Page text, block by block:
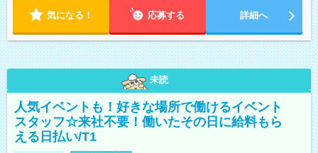
気になる！ 応募する 詳細へ
未読
人気イベントも！好きな場所で働けるイベント
スタッフ☆来社不要！働いたその日に給料もら
える日払い/T1